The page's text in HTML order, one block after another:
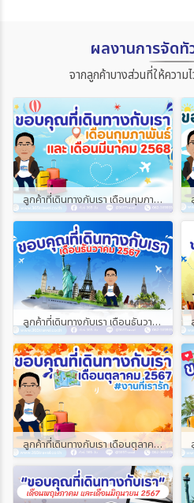
ผลงานการจัดทั
จากลูกค้าบางส่วนที่ให้ความ
ลูกค้าที่เดินทางกับเรา เดือนกุมภาพันธ์ และเดือนมีนาคม 2568
ลูกค้าที่เดินทางกับเรา เดือนธันวาคม 2567
ลูกค้าที่เดินทางกับเรา เดือนตุลาคม 2567